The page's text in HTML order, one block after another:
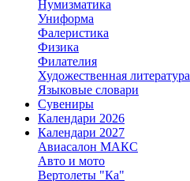
Нумизматика
Униформа
Фалеристика
Физика
Филателия
Художественная литература
Языковые словари
Сувениры
Календари 2026
Календари 2027
Авиасалон МАКС
Авто и мото
Вертолеты "Ка"